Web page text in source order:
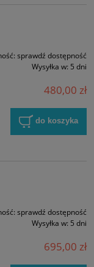
sprawdź dostępność
Wysyłka w: 5 dni
480,00 zł
do koszyka
sprawdź dostępność
Wysyłka w: 5 dni
695,00 zł